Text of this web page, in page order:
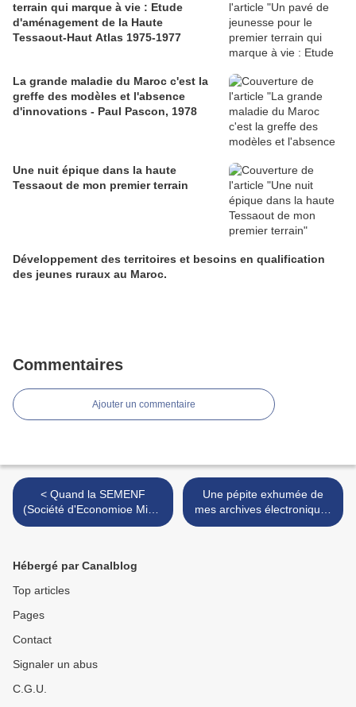
terrain qui marque à vie : Etude
d'aménagement de la Haute
Tessaout-Haut Atlas 1975-1977
La grande maladie du Maroc c'est la
greffe des modèles et l'absence
d'innovations - Paul Pascon, 1978
Une nuit épique dans la haute
Tessaout de mon premier terrain
Développement des territoires et besoins en qualification
des jeunes ruraux au Maroc.
Commentaires
Ajouter un commentaire
< Quand la SEMENF
(Société d'Economioe Mixte
du Nord-Finistère) se dotait
novateur en 1965/66
Une pépite exhumée de
mes archives électroniques
- Carte d'Algérie de 1846
Hébergé par Canalblog
Top articles
Pages
Contact
Signaler un abus
C.G.U.